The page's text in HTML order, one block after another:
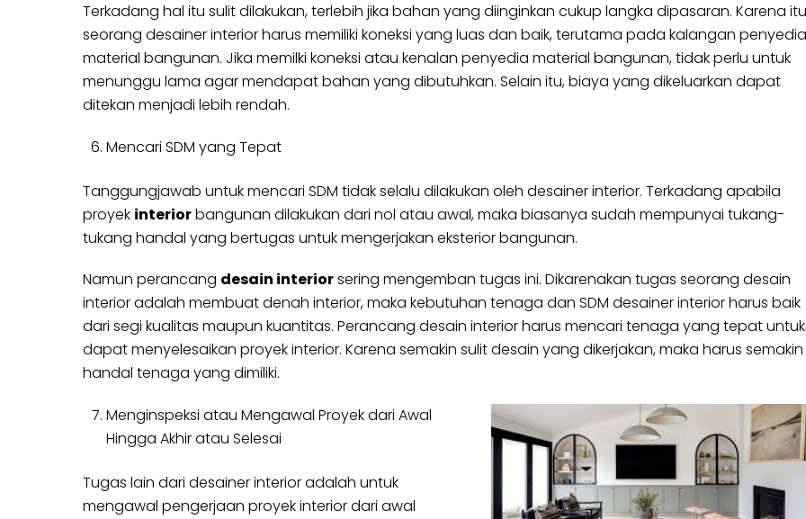
Terkadang hal itu sulit dilakukan, terlebih jika bahan yang diinginkan cukup langka dipasaran. Karena
seorang desainer interior harus memiliki koneksi yang luas dan baik, terutama pada kalangan penyedia
material bangunan. Jika memilki koneksi atau kenalan penyedia material bangunan, tidak perlu untuk
menunggu lama agar mendapat bahan yang dibutuhkan. Selain itu, biaya yang dikeluarkan dapat
ditekan menjadi lebih rendah.
Mencari SDM yang Tepat
Tanggungjawab untuk mencari SDM tidak selalu dilakukan oleh desainer interior. Terkadang apabila
proyek interiorbangunan dilakukan dari nol atau awal, maka biasanya sudah mempunyai tukang-
tukang handal yang bertugas untuk mengerjakan eksterior bangunan.
Namun perancang desain interiorsering mengemban tugas ini. Dikarenakan tugas seorang desain
interior adalah membuat denah interior, maka kebutuhan tenaga dan SDM desainer interior harus baik
dari segi kualitas maupun kuantitas. Perancang desain interior harus mencari tenaga yang tepat untuk
dapat menyelesaikan proyek interior. Karena semakin sulit desain yang dikerjakan, maka harus semakin
handal tenaga yang dimiliki.
Menginspeksi atau Mengawal Proyek dari Awal
Hingga Akhir atau Selesai
Tugas lain dari desainer interior adalah untuk
mengawal pengerjaan proyek interior dari awal